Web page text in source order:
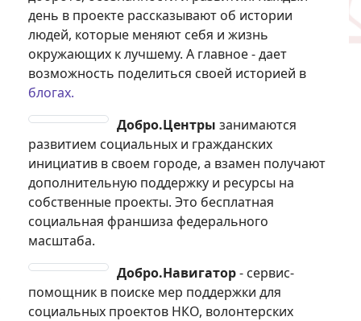
день в проекте рассказывают об истории
людей, которые меняют себя и жизнь
окружающих к лучшему. А главное - дает
возможность поделиться своей историей в
блогах.
Добро.Центры занимаются
развитием социальных и гражданских
инициатив в своем городе, а взамен получают
дополнительную поддержку и ресурсы на
собственные проекты. Это бесплатная
социальная франшиза федерального
масштаба.
Добро.Навигатор- сервис-
помощник в поиске мер поддержки для
социальных проектов НКО, волонтерских